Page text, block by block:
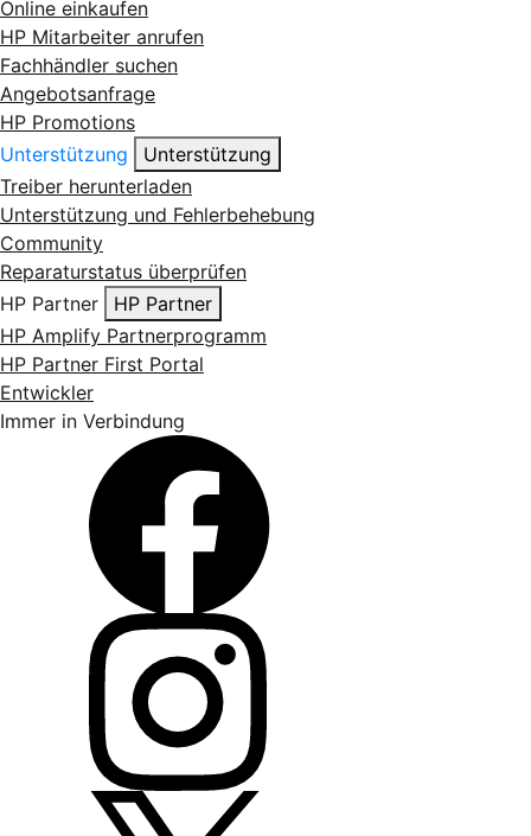
Online einkaufen
HP Mitarbeiter anrufen
Fachhändler suchen
Angebotsanfrage
HP Promotions
Unterstützung
Unterstützung
Treiber herunterladen
Unterstützung und Fehlerbehebung
Community
Reparaturstatus überprüfen
HP Partner
HP Partner
HP Amplify Partnerprogramm
HP Partner First Portal
Entwickler
Immer in Verbindung